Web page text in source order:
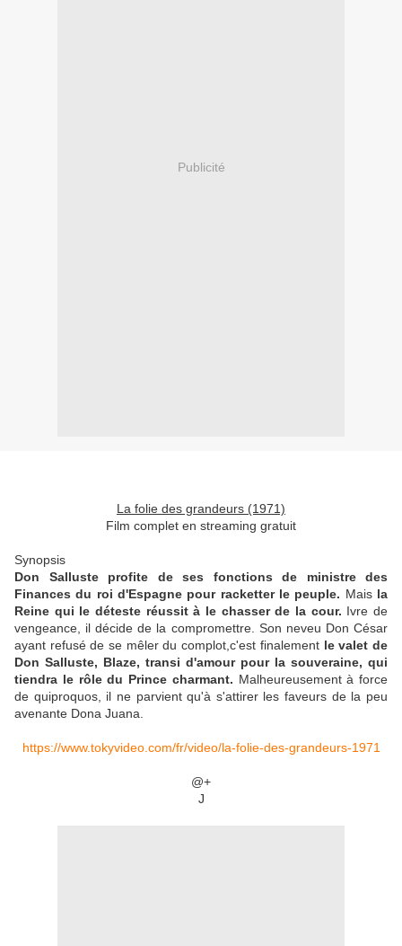
Publicité
La folie des grandeurs (1971)
Film complet en streaming gratuit
Synopsis
Don Salluste profite de ses fonctions de ministre des
Finances du roi d'Espagne pour racketter le peuple. Mais la
Reine qui le déteste réussit à le chasser de la cour. Ivre de
vengeance, il décide de la compromettre. Son neveu Don César
ayant refusé de se mêler du complot,c'est finalementle valet de
Don Salluste, Blaze, transi d'amour pour la souveraine, qui
tiendra le rôle du Prince charmant. Malheureusement à force
de quiproquos, il ne parvient qu'à s'attirer les faveurs de la peu
avenante Dona Juana.
https://www.tokyvideo.com/fr/video/la-folie-des-grandeurs-1971
@+
J